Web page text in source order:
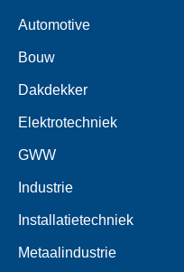
Automotive
Bouw
Dakdekker
Elektrotechniek
GWW
Industrie
Installatietechniek
Metaalindustrie